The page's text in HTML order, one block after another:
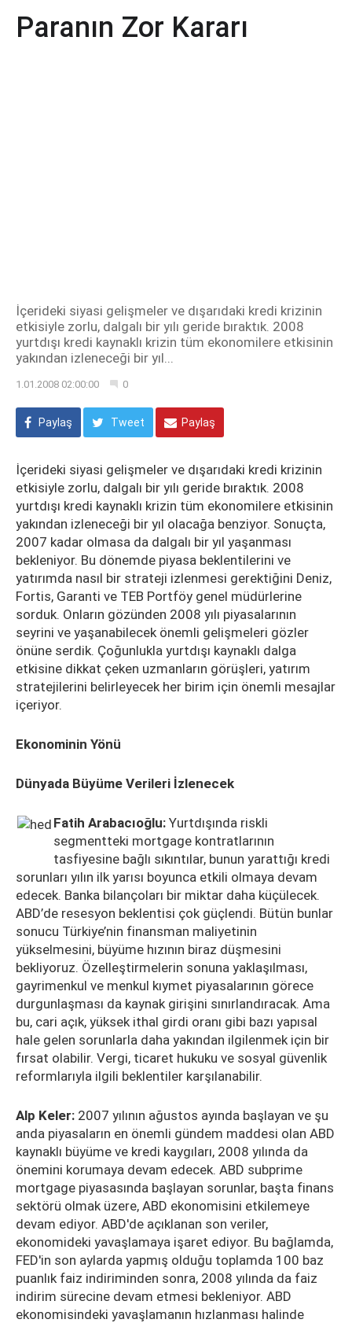
Paranın Zor Kararı
İçerideki siyasi gelişmeler ve dışarıdaki kredi krizinin
etkisiyle zorlu, dalgalı bir yılı geride bıraktık. 2008
yurtdışı kredi kaynaklı krizin tüm ekonomilere etkisinin
yakından izleneceği bir yıl...
1.01.2008 02:00:00 0
Paylaş Tweet Paylaş
İçerideki siyasi gelişmeler ve dışarıdaki kredi krizinin
etkisiyle zorlu, dalgalı bir yılı geride bıraktık. 2008
yurtdışı kredi kaynaklı krizin tüm ekonomilere etkisinin
yakından izleneceği bir yıl olacağa benziyor. Sonuçta,
2007 kadar olmasa da dalgalı bir yıl yaşanması
bekleniyor. Bu dönemde piyasa beklentilerini ve
yatırımda nasıl bir strateji izlenmesi gerektiğini Deniz,
Fortis, Garanti ve TEB Portföy genel müdürlerine
sorduk. Onların gözünden 2008 yılı piyasalarının
seyrini ve yaşanabilecek önemli gelişmeleri gözler
önüne serdik. Çoğunlukla yurtdışı kaynaklı dalga
etkisine dikkat çeken uzmanların görüşleri, yatırım
stratejilerini belirleyecek her birim için önemli mesajlar
içeriyor.
Ekonominin Yönü
Dünyada Büyüme Verileri İzlenecek
Fatih Arabacıoğlu: Yurtdışında riskli
segmentteki mortgage kontratlarının
tasfiyesine bağlı sıkıntılar, bunun yarattığı kredi
sorunları yılın ilk yarısı boyunca etkili olmaya devam
edecek. Banka bilançoları bir miktar daha küçülecek.
ABD’de resesyon beklentisi çok güçlendi. Bütün bunlar
sonucu Türkiye’nin finansman maliyetinin
yükselmesini, büyüme hızının biraz düşmesini
bekliyoruz. Özelleştirmelerin sonuna yaklaşılması,
gayrimenkul ve menkul kıymet piyasalarının görece
durgunlaşması da kaynak girişini sınırlandıracak. Ama
bu, cari açık, yüksek ithal girdi oranı gibi bazı yapısal
hale gelen sorunlarla daha yakından ilgilenmek için bir
fırsat olabilir. Vergi, ticaret hukuku ve sosyal güvenlik
reformlarıyla ilgili beklentiler karşılanabilir.
Alp Keler: 2007 yılının ağustos ayında başlayan ve şu
anda piyasaların en önemli gündem maddesi olan ABD
kaynaklı büyüme ve kredi kaygıları, 2008 yılında da
önemini korumaya devam edecek. ABD subprime
mortgage piyasasında başlayan sorunlar, başta finans
sektörü olmak üzere, ABD ekonomisini etkilemeye
devam ediyor. ABD'de açıklanan son veriler,
ekonomideki yavaşlamaya işaret ediyor. Bu bağlamda,
FED'in son aylarda yapmış olduğu toplamda 100 baz
puanlık faiz indiriminden sonra, 2008 yılında da faiz
indirim sürecine devam etmesi bekleniyor. ABD
ekonomisindeki yavaşlamanın hızlanması halinde